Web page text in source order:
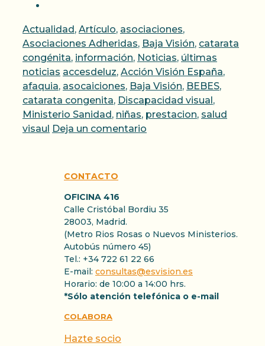
Categorías
Actualidad, Artículo, asociaciones,
Asociaciones Adheridas, Baja Visión, catarata
congénita, información, Noticias, últimas
noticias Etiquetas
accesdeluz, Acción Visión España,
afaquia, asocaiciones, Baja Visión, BEBES,
catarata congenita, Discapacidad visual,
Ministerio Sanidad, niñas, prestacion, salud
visaul Deja un comentario
CONTACTO
OFICINA 416
Calle Cristóbal Bordiu 35
28003, Madrid.
(Metro Rios Rosas o Nuevos Ministerios.
Autobús número 45)
Tel.: +34 722 61 22 66
E-mail: consultas@esvision.es
Horario: de 10:00 a 14:00 hrs.
*Sólo atención telefónica o e-mail
COLABORA
Hazte socio